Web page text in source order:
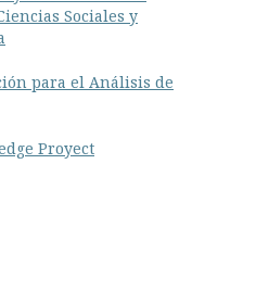
Sociales y
para el Análisis de
Proyect